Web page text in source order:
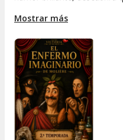
llena de energía, que
¡No te quedes sin verla y
comedias más divertidas
Mostrar más